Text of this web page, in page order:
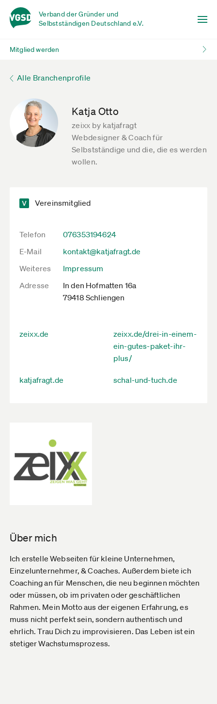
Verband der Gründer und
Selbstständigen Deutschland e.V.
Mitglied werden
Alle Branchenprofile
Katja Otto
zeixx by katjafragt
Webdesigner & Coach für
Selbstständige und die, die es werden
wollen.
Vereinsmitglied
Telefon
076353194624
E-Mail
kontakt@katjafragt.de
Weiteres
Impressum
Adresse
In den Hofmatten 16a
79418 Schliengen
zeixx.de
zeixx.de/drei-in-einem-
ein-gutes-paket-ihr-
plus/
katjafragt.de schal-und-tuch.de
Über mich
Ich erstelle Webseiten für kleine Unternehmen,
Einzelunternehmer, & Coaches. Außerdem biete ich
Coaching an für Menschen, die neu beginnen möchten
oder müssen, ob im privaten oder geschäftlichen
Rahmen. Mein Motto aus der eigenen Erfahrung, es
muss nicht perfekt sein, sondern authentisch und
ehrlich. Trau Dich zu improvisieren. Das Leben ist ein
stetiger Wachstumsprozess.